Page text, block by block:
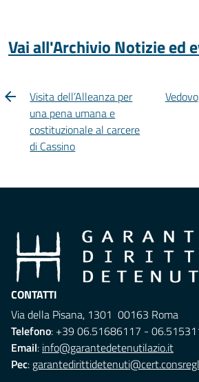
Vai all'Archivio Notizie ed
Visita dell’Alleanza per
una pena umana e
costituzionale al carcere
di Cassino
CONTATTI
Via della Pisana, 1301 00163 Roma
Telefono: +39 06.51686117 -
Email: info@garantedetenutilazio.it
Pec: